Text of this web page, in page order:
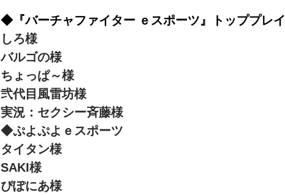
◆『バーチャファイター ｅスポーツ』トッププレ
しろ様
バルゴの様
ちょっぱ～様
弐代目風雷坊様
実況：セクシー斉藤様
◆ぷよぷよｅスポーツ
タイタン様
SAKI様
ぴぽにあ様